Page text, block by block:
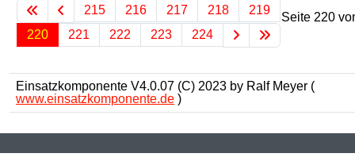
Seite 220
215 216 217 218
219
220
221 222 223 224
Einsatzkomponente V4.0.07 (C) 2023 by Ralf Meyer (
www.einsatzkomponente.de )